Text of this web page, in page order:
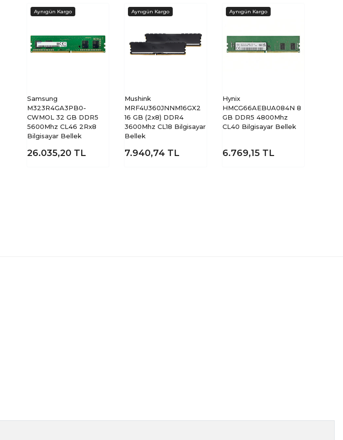
Samsung
M323R4GA3PB0-
CWMOL 32 GB DDR5
5600Mhz CL46 2Rx8
Bilgisayar Bellek
26.035,20 TL
Mushink
MRF4U360JNNM16GX2
16 GB (2x8) DDR4
3600Mhz CL18 Bilgisayar
Bellek
7.940,74 TL
Hynix
HMCG66AEBUA084N 8
GB DDR5 4800Mhz
CL40 Bilgisayar Bellek
6.769,15 TL